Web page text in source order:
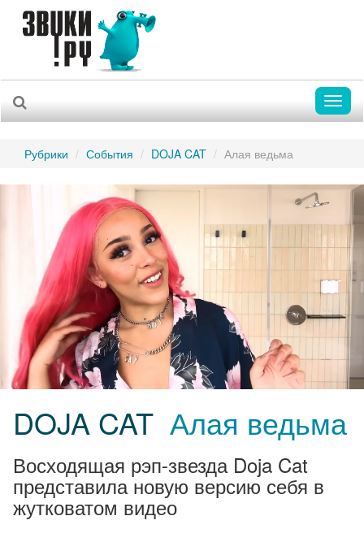
Рубрики События DOJA CAT Алая ведьма
DOJA CAT Алая ведьма
Восходящая рэп-звезда Doja Cat
представила новую версию себя в
жутковатом видео